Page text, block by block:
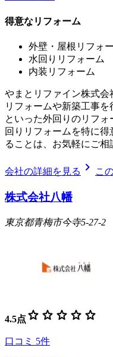
得意なリフォーム
外壁・屋根リフォ
水回りリフォーム
内装リフォーム
やまとリファイン株式
リフォームや新築工事
といった外回りのリフ
回りリフォームを特に
ることは、お気軽にご相
会社の詳細を見る chevron_right こ
株式会社八幡
東京都青梅市今寺5-27-2
4.5点 star star star star star
口コミ 5件